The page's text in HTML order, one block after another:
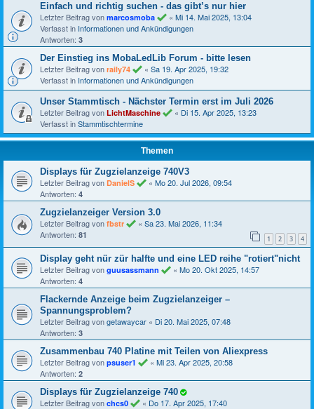
Einfach und richtig suchen - das gibt’s nur hier
Letzter Beitrag von marcosmoba « Mi 14. Mai 2025, 13:04
Verfasst in Informationen und Ankündigungen
Antworten: 3
Der Einstieg ins MobaLedLib Forum - bitte lesen
Letzter Beitrag von raily74 « Sa 19. Apr 2025, 19:32
Verfasst in Informationen und Ankündigungen
Unser Stammtisch - Nächster Termin erst im Juli 2026
Letzter Beitrag von LichtMaschine « Di 15. Apr 2025, 13:23
Verfasst inStammtischtermine
Themen
Displays für Zugzielanzeige 740V3
Letzter Beitrag von DanielS « Mo 20. Jul 2026, 09:54
Antworten: 4
Zugzielanzeiger Version 3.0
Letzter Beitrag von fbstr « Sa 23. Mai 2026, 11:34
Antworten: 81 1 2 3 4
Display geht nür zür halfte und eine LED reihe "rotiert"nicht
Letzter Beitrag von guusassmann « Mo 20. Okt 2025, 14:57
Antworten: 4
Flackernde Anzeige beim Zugzielanzeiger –
Spannungsproblem?
Letzter Beitrag vongetawaycar « Di 20. Mai 2025, 07:48
Antworten: 3
Zusammenbau 740 Platine mit Teilen von Aliexpress
Letzter Beitrag von psuser1 « Mi 23. Apr 2025, 20:58
Antworten: 2
Displays für Zugzielanzeige 740
Letzter Beitrag von chcs0 « Do 17. Apr 2025, 17:40